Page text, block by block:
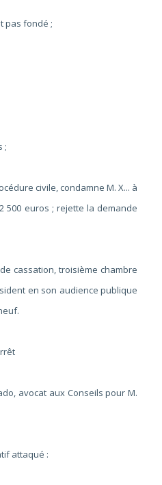
pas fondé ;
;
civile, condamne M. X... à
500 euros ; rejette la demande
cassation, troisième chambre
en son audience publique
avocat aux Conseils pour M.
attaqué :